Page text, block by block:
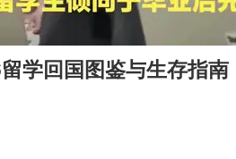
学回国图鉴与生存指南